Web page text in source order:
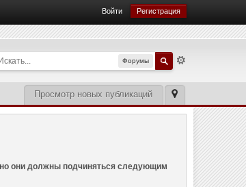
Войти Регистрация
Форумы
Просмотр новых публикаций
но они должны подчиняться следующим